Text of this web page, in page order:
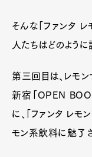
そんな「ファンタ
人たちはどのよう
第三回目は、レモ
新宿「OPEN
に、「ファンタ レモ
モン系飲料に魅了